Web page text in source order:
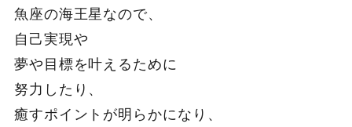
魚座の海王星なので、
自己実現や
夢や目標を叶えるために
努力したり、
癒すポイントが明らかになり、